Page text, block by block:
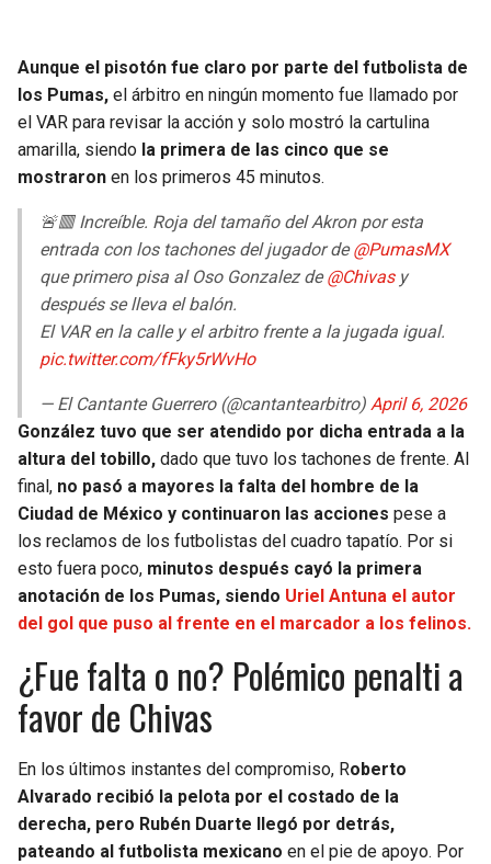
Aunque el pisotón fue claro por parte del futbolista de
los Pumas, el árbitro en ningún momento fue llamado por
el VAR para revisar la acción y solo mostró la cartulina
amarilla, siendo la primera de las cinco que se
mostraron en los primeros 45 minutos.
🚨🟥 Increíble. Roja del tamaño del Akron por esta
entrada con los tachones del jugador de@PumasMX
que primero pisa al Oso Gonzalez de@Chivasy
después se lleva el balón.
El VAR en la calle y el arbitro frente a la jugada igual.
pic.twitter.com/fFky5rWvHo
— El Cantante Guerrero (@cantantearbitro) April 6, 2026
González tuvo que ser atendido por dicha entrada a la
altura del tobillo, dado que tuvo los tachones de frente. Al
final, no pasó a mayores la falta del hombre de la
Ciudad de México y continuaron las acciones pese a
los reclamos de los futbolistas del cuadro tapatío. Por si
esto fuera poco, minutos después cayó la primera
anotación de los Pumas, siendo Uriel Antuna el autor
del gol que puso al frente en el marcador a los felinos.
¿Fue falta o no? Polémico penalti a
favor de Chivas
En los últimos instantes del compromiso, Roberto
Alvarado recibió la pelota por el costado de la
derecha, pero Rubén Duarte llegó por detrás,
pateando al futbolista mexicano en el pie de apoyo. Por